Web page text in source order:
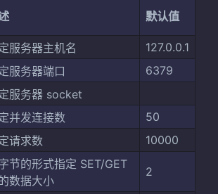
默认值
服务器主机名
127.0.0.1
服务器端口
6379
服务器 socket
并发连接数
50
请求数 10000
节的形式指定 SET/GET
数据大小
2